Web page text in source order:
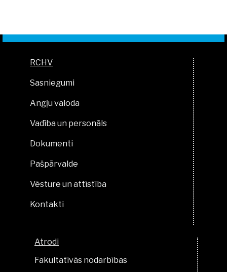
RCHV
Sasniegumi
Angļu valoda
Vadība un personāls
Dokumenti
Pašpārvalde
Vēsture un attīstība
Kontakti
Atrodi
Fakultatīvās nodarbības